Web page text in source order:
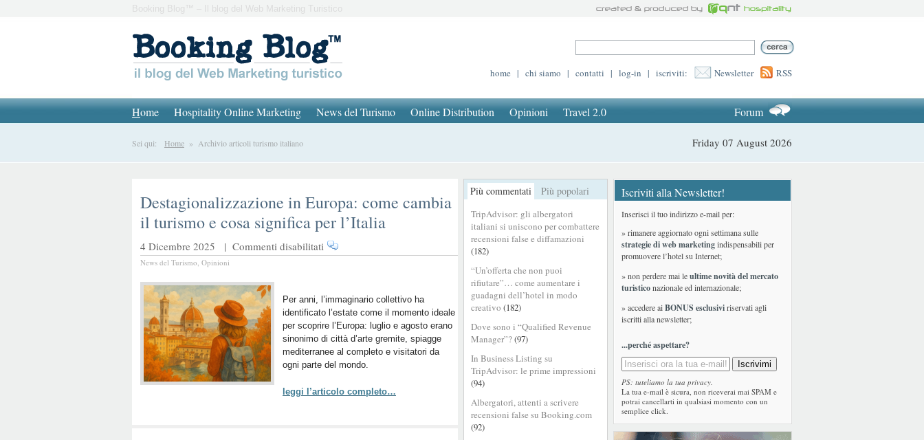
Booking Blog™ – Il blog del Web Marketing Turistico
home | chi siamo | contatti | log-in | iscriviti: Newsletter RSS
Home Hospitality Online Marketing News del Turismo Online Distribution Opinioni Travel 2.0 Forum
Sei qui: Home » Archivio articoli turismo italiano Friday 07 August 2026
Più commentati Più popolari
TripAdvisor: gli albergatori
italiani si uniscono per combattere
recensioni false e diffamazioni
(182)
“Un’offerta che non puoi
rifiutare”… come aumentare i
guadagni dell’hotel in modo
creativo (182)
Dove sono i “Qualified Revenue
Manager”?(97)
In Business Listing su
TripAdvisor: le prime impressioni
(94)
Albergatori, attenti a scrivere
recensioni false su Booking.com
(92)
Destagionalizzazione in Europa: come cambia
il turismo e cosa significa per l’Italia
4 Dicembre 2025 | Commenti disabilitati su
Destagionalizzazione
come
cambia
il
turismo
e
cosa
per
News del Turismo, Opinioni
Per anni, l’immaginario collettivo ha
identificato l’estate come il momento ideale
per scoprire l’Europa: luglio e agosto erano
sinonimo di città d’arte gremite, spiagge
mediterranee al completo e visitatori da
ogni parte del mondo.
leggi l’articolo completo…
Iscriviti alla Newsletter!
Inserisci il tuo indirizzo e-mail per:
» rimanere aggiornato ogni settimana sulle
strategie di web marketingindispensabili per
promuovere l’hotel su Internet;
» non perdere mai leultime novità del mercato
turisticonazionale ed internazionale;
» accedere aiBONUS esclusiviriservati agli
iscritti alla newsletter;
...perché aspettare?
PS: tuteliamo la tua privacy.
La tua e-mail è sicura, non riceverai mai SPAM e
potrai cancellarti in qualsiasi momento con un
semplice click.